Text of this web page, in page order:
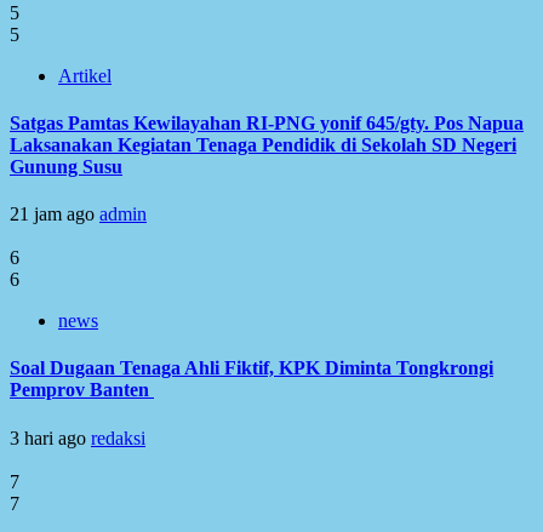
5
5
Artikel
Satgas Pamtas Kewilayahan RI-PNG yonif 645/gty. Pos Napua
Laksanakan Kegiatan Tenaga Pendidik di Sekolah SD Negeri
Gunung Susu
21 jam ago admin
6
6
news
Soal Dugaan Tenaga Ahli Fiktif, KPK Diminta Tongkrongi
Pemprov Banten
3 hari ago redaksi
7
7